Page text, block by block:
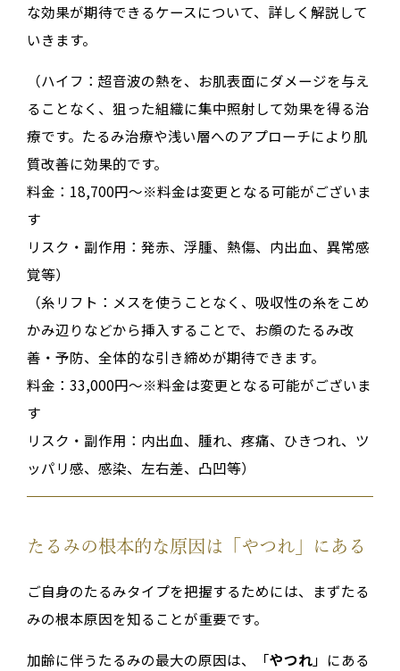
な効果が期待できるケースについて、詳しく解説して
いきます。
（ハイフ：超音波の熱を、お肌表面にダメージを与え
ることなく、狙った組織に集中照射して効果を得る治
療です。たるみ治療や浅い層へのアプローチにより肌
質改善に効果的です。
料金：18,700円～※料金は変更となる可能がございま
す
リスク・副作用：発赤、浮腫、熱傷、内出血、異常感
覚等）
（糸リフト：メスを使うことなく、吸収性の糸をこめ
かみ辺りなどから挿入することで、お顔のたるみ改
善・予防、全体的な引き締めが期待できます。
料金：33,000円～※料金は変更となる可能がございま
す
リスク・副作用：内出血、腫れ、疼痛、ひきつれ、ツ
ッパリ感、感染、左右差、凸凹等）
たるみの根本的な原因は「やつれ」にある
ご自身のたるみタイプを把握するためには、まずたる
みの根本原因を知ることが重要です。
加齢に伴うたるみの最大の原因は、「やつれ」にある